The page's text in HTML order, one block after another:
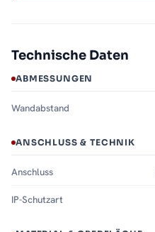
Technische Daten
ABMESSUNGEN
Wandabstand
ANSCHLUSS & TECHNIK
Anschluss
IP-Schutzart